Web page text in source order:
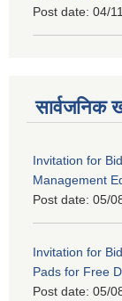
Post date: 04/
सार्वजनिक
Invitation for
Management
Post date: 05/
Invitation for
Pads for Free
Post date: 05/